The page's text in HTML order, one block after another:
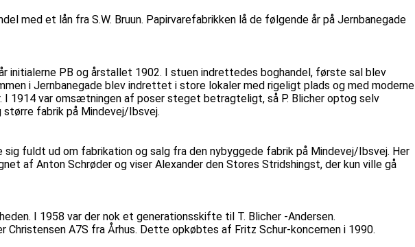
med et lån fra S.W. Bruun. Papirvarefabrikken lå de følgende år på Jernbanegade
initialerne PB og årstallet 1902. I stuen indrettedes boghandel, første sal blev
i Jernbanegade blev indrettet i store lokaler med rigeligt plads og med moderne
I 1914 var omsætningen af poser steget betragteligt, så P. Blicher optog selv
større fabrik på Mindevej/Ibsvej.
fuldt ud om fabrikation og salg fra den nybyggede fabrik på Mindevej/Ibsvej. Her
af Anton Schrøder og viser Alexander den Stores Stridshingst, der kun ville gå
I 1958 var der nok et generationsskifte til T. Blicher -Andersen.
A7S fra Århus. Dette opkøbtes af Fritz Schur-koncernen i 1990.